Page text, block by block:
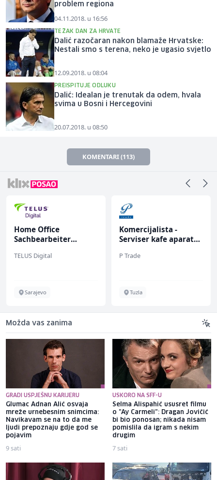
problem regiona
04.11.2018. u 16:56
TEŽAK DAN ZA HRVATE
Dalić razočaran nakon blamaže Hrvatske:
Nestali smo s terena, neko je ugasio svjetlo
12.09.2018. u 08:04
PREISPITUJE ODLUKU
Dalić: Idealan je trenutak da odem, hvala
svima u Bosni i Hercegovini
20.07.2018. u 08:50
KOMENTARI (113)
Home Office
Sachbearbeiter
bekannten deutschen
TELUS Digital
Sarajevo
Komercijalista -
Serviser kafe aparata
P Trade
Tuzla
Možda vas zanima
GRADI USPJEŠNU KARIJERU
Glumac Adnan Alić osvaja
mreže urnebesnim snimcima:
Navikavam se na to da me
ljudi prepoznaju gdje god se
pojavim
9 sati
USKORO NA SFF-U
Selma Alispahić ususret filmu
o "Ay Carmeli": Dragan Jovičić
bi bio ponosan; nikada nisam
pomislila da igram s nekim
drugim
7 sati